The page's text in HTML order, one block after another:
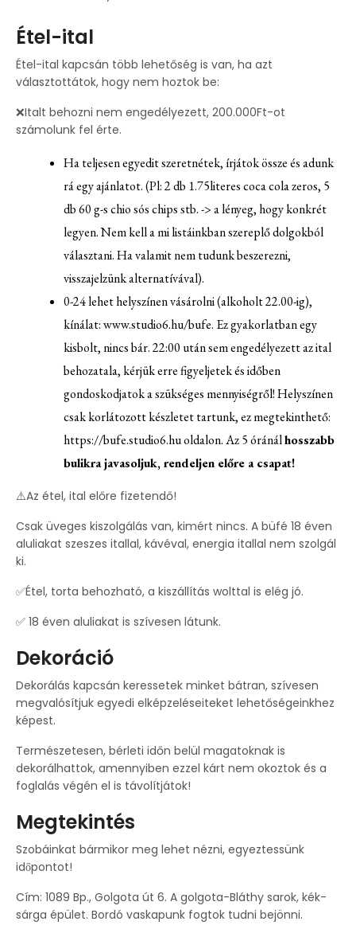
Étel-ital
Étel-ital kapcsán több lehetőség is van, ha azt
választottátok, hogy nem hoztok be:
❌Italt behozni nem engedélyezett, 200.000Ft-ot
számolunk fel érte.
Ha teljesen egyedit szeretnétek, írjátok össze és adunk
rá egy ajánlatot. (Pl: 2 db 1.75literes coca cola zeros, 5
db 60 g-s chio sós chips stb. -> a lényeg, hogy konkrét
legyen. Nem kell a mi listáinkban szereplő dolgokból
választani. Ha valamit nem tudunk beszerezni,
visszajelzünk alternatívával).
0-24 lehet helyszínen vásárolni (alkoholt 22.00-ig),
kínálat:www.studio6.hu/bufe. Ez gyakorlatban egy
kisbolt, nincs bár. 22:00 után sem engedélyezett az ital
behozatala, kérjük erre figyeljetek és időben
gondoskodjatok a szükséges mennyiségről! Helyszínen
csak korlátozott készletet tartunk, ez megtekinthető:
https://bufe.studio6.huoldalon. Az 5 óránálhosszabb
bulikra javasoljuk, rendeljen előre a csapat!
⚠️Az étel, ital előre fizetendő!
Csak üveges kiszolgálás van, kimért nincs. A büfé 18 éven
aluliakat szeszes itallal, kávéval, energia itallal nem szolgál
ki.
✅Étel, torta behozható, a kiszállítás wolttal is elég jó.
✅ 18 éven aluliakat is szívesen látunk.
Dekoráció
Dekorálás kapcsán keressetek minket bátran, szívesen
megvalósítjuk egyedi elképzeléseiteket lehetőségeinkhez
képest.
Természetesen, bérleti időn belül magatoknak is
dekorálhattok, amennyiben ezzel kárt nem okoztok és a
foglalás végén el is távolítjátok!
Megtekintés
Szobáinkat bármikor meg lehet nézni, egyeztessünk
időpontot!
Cím: 1089 Bp., Golgota út 6. A golgota-Bláthy sarok, kék-
sárga épület. Bordó vaskapunk fogtok tudni bejönni.